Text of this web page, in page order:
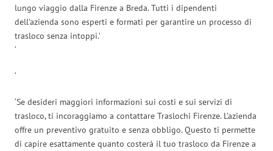
lungo viaggio dalla Firenze a Breda. Tutti i dipendenti
dell’azienda sono esperti e formati per garantire un processo di
trasloco senza intoppi.’
‘
‘
‘Se desideri maggiori informazioni sui costi e sui servizi di
trasloco, ti incoraggiamo a contattare Traslochi Firenze. L’azienda
offre un preventivo gratuito e senza obbligo. Questo ti permette
di capire esattamente quanto costerà il tuo trasloco da Firenze a